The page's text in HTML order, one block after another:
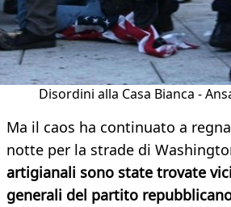
Disordini alla Casa Bianca -
Ma il caos ha continuato a
notte per la strade di
artigianali sono state trovate
generali del partito